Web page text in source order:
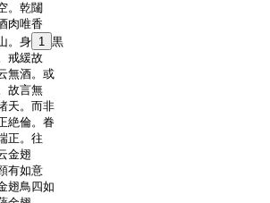
。乾闥
肉唯香
。身
1 黒
戒緩故
無酒。或
故言無
天。而非
絶倫。眷
正。往
金翅
有如意
翅鳥四如